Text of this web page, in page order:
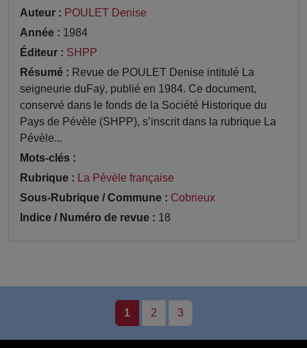
Auteur : POULET Denise
Année : 1984
Éditeur : SHPP
Résumé : Revue de POULET Denise intitulé La
seigneurie duFaÿ, publié en 1984. Ce document,
conservé dans le fonds de la Société Historique du
Pays de Pévèle (SHPP), s’inscrit dans la rubrique La
Pévèle...
Mots-clés :
Rubrique : La Pévèle française
Sous-Rubrique / Commune : Cobrieux
Indice / Numéro de revue : 18
1 2 3